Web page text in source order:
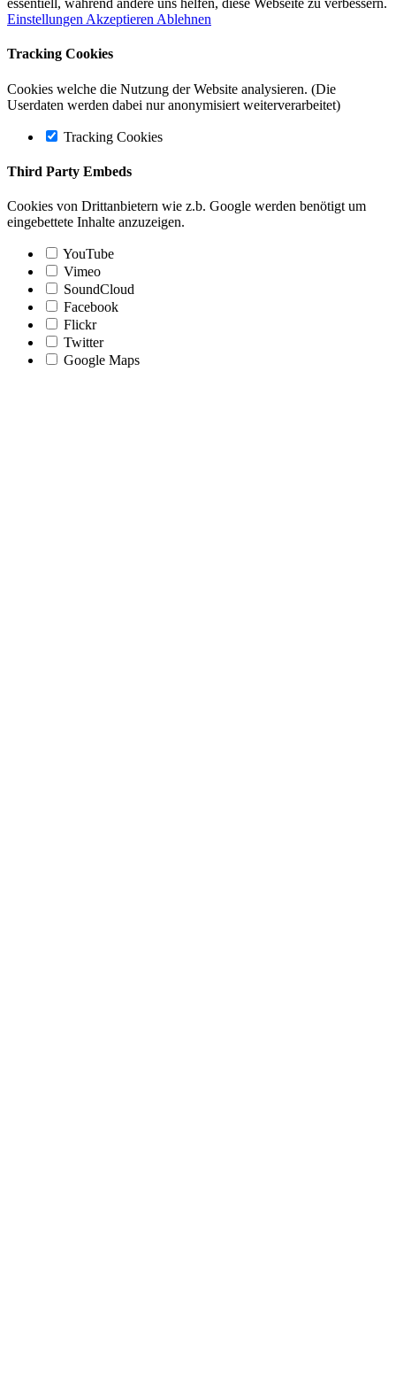
essentiell, während andere uns helfen, diese Webseite zu verbessern.
Einstellungen Akzeptieren Ablehnen
Tracking Cookies
Cookies welche die Nutzung der Website analysieren. (Die
Userdaten werden dabei nur anonymisiert weiterverarbeitet)
Tracking Cookies
Third Party Embeds
Cookies von Drittanbietern wie z.b. Google werden benötigt um
eingebettete Inhalte anzuzeigen.
YouTube
Vimeo
SoundCloud
Facebook
Flickr
Twitter
Google Maps